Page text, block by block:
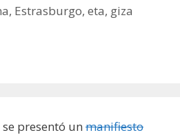
, Estrasburgo,eta, giza
presentó un manifiesto